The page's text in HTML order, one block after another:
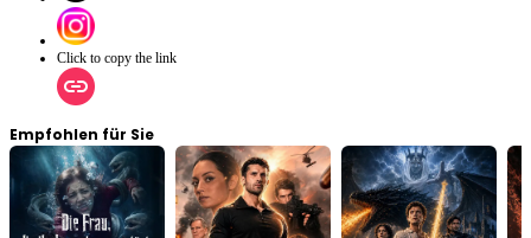
Click to copy the link
Empfohlen für Sie